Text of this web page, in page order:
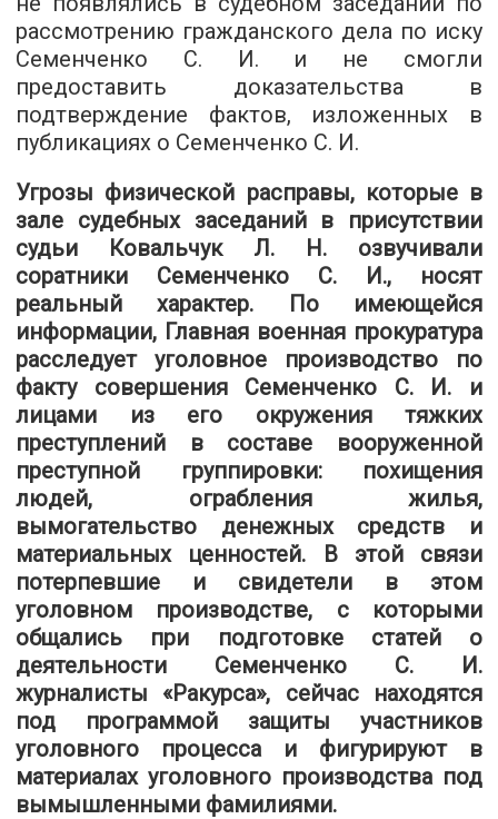
рассмотрению гражданского дела по иску
Семенченко С. И. и не смогли
предоставить доказательства в
подтверждение фактов, изложенных в
публикациях о Семенченко С. И.
Угрозы физической расправы, которые в
зале судебных заседаний в присутствии
судьи Ковальчук Л. Н. озвучивали
соратники Семенченко С. И., носят
реальный характер. По имеющейся
информации, Главная военная прокуратура
расследует уголовное производство по
факту совершения Семенченко С. И. и
лицами из его окружения тяжких
преступлений в составе вооруженной
преступной группировки: похищения
людей, ограбления жилья,
вымогательство денежных средств и
материальных ценностей. В этой связи
потерпевшие и свидетели в этом
уголовном производстве, с которыми
общались при подготовке статей о
деятельности Семенченко С. И.
журналисты «Ракурса», сейчас находятся
под программой защиты участников
уголовного процесса и фигурируют в
материалах уголовного производства под
вымышленными фамилиями.